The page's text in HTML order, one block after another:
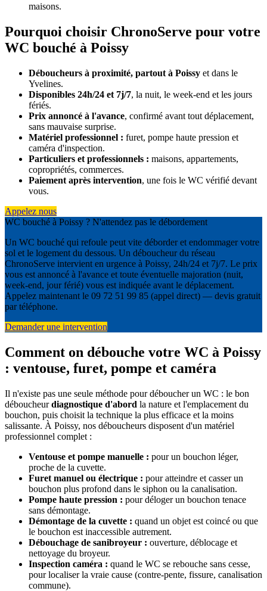
maisons.
Pourquoi choisir ChronoServe pour votre
WC bouché à Poissy
Déboucheurs à proximité, partout à Poissy et dans le
Yvelines.
Disponibles 24h/24 et 7j/7, la nuit, le week-end et les jours
fériés.
Prix annoncé à l'avance, confirmé avant tout déplacement,
sans mauvaise surprise.
Matériel professionnel : furet, pompe haute pression et
caméra d'inspection.
Particuliers et professionnels : maisons, appartements,
copropriétés, commerces.
Paiement après intervention, une fois le WC vérifié devant
vous.
Appelez nous
WC bouché à Poissy ? N'attendez pas le débordement
Un WC bouché qui refoule peut vite déborder et endommager votre
sol et le logement du dessous. Un déboucheur du réseau
ChronoServe intervient en urgence à Poissy, 24h/24 et 7j/7. Le prix
vous est annoncé à l'avance et toute éventuelle majoration (nuit,
week-end, jour férié) vous est indiquée avant le déplacement.
Appelez maintenant le 09 72 51 99 85 (appel direct) — devis gratuit
par téléphone.
Demander une intervention
Comment on débouche votre WC à Poissy
: ventouse, furet, pompe et caméra
Il n'existe pas une seule méthode pour déboucher un WC : le bon
déboucheurdiagnostique d'abord la nature et l'emplacement du
bouchon, puis choisit la technique la plus efficace et la moins
salissante. À Poissy, nos déboucheurs disposent d'un matériel
professionnel complet :
Ventouse et pompe manuelle : pour un bouchon léger,
proche de la cuvette.
Furet manuel ou électrique : pour atteindre et casser un
bouchon plus profond dans le siphon ou la canalisation.
Pompe haute pression : pour déloger un bouchon tenace
sans démontage.
Démontage de la cuvette : quand un objet est coincé ou que
le bouchon est inaccessible autrement.
Débouchage de sanibroyeur : ouverture, déblocage et
nettoyage du broyeur.
Inspection caméra : quand le WC se rebouche sans cesse,
pour localiser la vraie cause (contre-pente, fissure, canalisation
commune).